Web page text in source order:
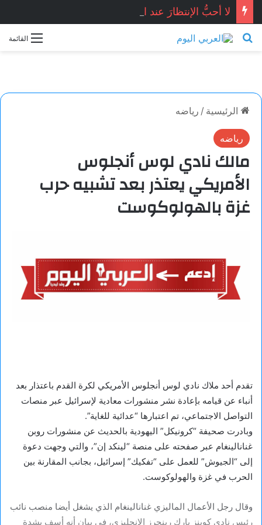
لا أحبُّ الإنتظارَ عند البابِ …صفاء محمد / سوريا
القائمة بحث عن
الرئيسية / رياضه
رياضه
مالك نادي لوس أنجلوس
الأمريكي يعتذر بعد تشبيه حرب
غزة بالهولوكوست
تقدم أحد ملاك نادي لوس أنجلوس الأمريكي لكرة القدم باعتذار بعد
أنباء عن قيامه بإعادة نشر منشورات معادية لإسرائيل عبر منصات
التواصل الاجتماعي، تم اعتبارها “عدائية للغاية”.
وبادرت صحيفة “كرونيكل” اليهودية بالحديث عن منشورات روبن
غنانالينغام عبر صفحته على منصة “لينكد إن”، والتي وجهت دعوة
إلى “الجيوش” للعمل على “تفكيك” إسرائيل، بجانب المقارنة بين
الحرب في غزة والهولوكوست.
وقال رجل الأعمال الماليزي غنانالينغام الذي يشغل أيضا منصب نائب
رئيس نادي كوينز بارك رينجرز الإنجليزي، في بيان أنه أسف بشدة